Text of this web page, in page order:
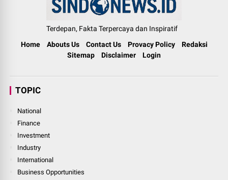
Terdepan, Fakta Terpercaya dan Inspiratif
Home
Abouts Us Contact Us Provacy Policy
Redaksi
Sitemap
Disclaimer Login
TOPIC
National
Finance
Investment
Industry
International
Business Opportunities